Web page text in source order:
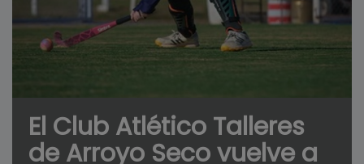
El Club Atlético Talleres
de Arroyo Seco vuelve a